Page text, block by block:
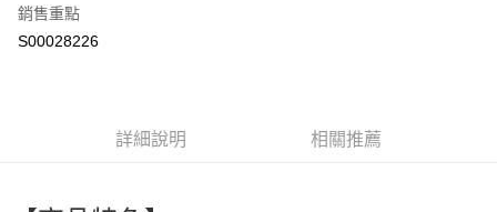
全盈+PAY
每筆NT$60，滿NT$599(含以上)免運費
銷售重點
S00028226
詳細說明 相關推薦